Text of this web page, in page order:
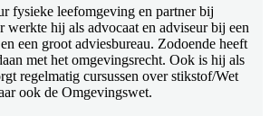
fysieke leefomgeving en partner bij
hij als advocaat en adviseur bij een
een groot adviesbureau. Zodoende heeft
met het omgevingsrecht. Ook is hij als
regelmatig cursussen over stikstof/Wet
ook de Omgevingswet.